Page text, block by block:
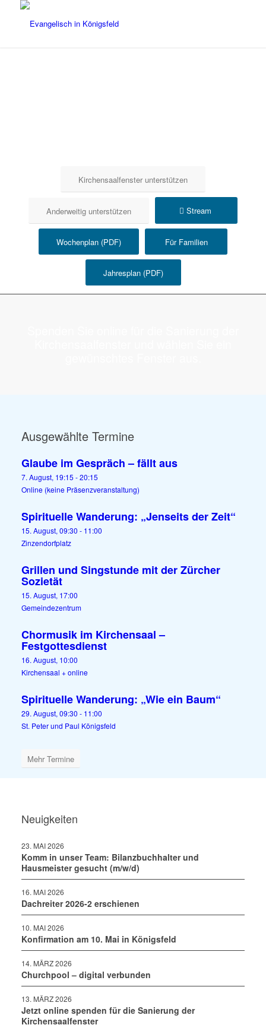
Kirchensaalfenster unterstützen
Anderweitig unterstützen Stream
Wochenplan (PDF) Für Familien
Jahresplan (PDF)
Ausgewählte Termine
Glaube im Gespräch – fällt aus
7. August, 19:15 -20:15
Online (keine Präsenzveranstaltung)
Spirituelle Wanderung: „Jenseits der Zeit“
15. August, 09:30 - 11:00
Zinzendorfplatz
Grillen und Singstunde mit der Zürcher
Sozietät
15. August, 17:00
Gemeindezentrum
Chormusik im Kirchensaal –
Festgottesdienst
16. August, 10:00
Kirchensaal + online
Spirituelle Wanderung: „Wie ein Baum“
29. August, 09:30 - 11:00
St. Peter und Paul Königsfeld
Mehr Termine
Neuigkeiten
23. MAI 2026
Komm in unser Team: Bilanzbuchhalter und
Hausmeister gesucht (m/w/d)
16. MAI 2026
Dachreiter 2026-2 erschienen
10. MAI 2026
Konfirmation am 10. Mai in Königsfeld
14. MÄRZ 2026
Churchpool – digital verbunden
13. MÄRZ 2026
Jetzt online spenden für die Sanierung der
Kirchensaalfenster